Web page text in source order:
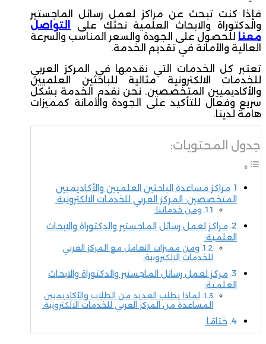
فإذا كنت تبحث عن مراكز لعمل رسائل الماجستير
والدكتوراة والابحاث العلمية نحثك على
التواصل
معنا للحصول على الجودة والسعر المناسب والسرعة
العالية والأمانة في تقديم الخدمة.
تعتبر كل الخدمات التي نقدمها في المركز العربي
للخدمات الالكترونية مثالية للباحثين العلميين
والأكاديميين المتخصصين. نحن نقدم الخدمة بشكل
سريع وفعال للتأكيد على الجودة والأمانة كمميزات
هامة لدينا.
جدول المحتويات:
مراكز مساعدة الباحثين العلميين والأكاديميين
المتخصصين: المركز العربي للخدمات الالكترونية:
ومن خدماتنا:
مراكز لعمل رسائل الماجستير والدكتوراة والابحاث
العلمية:
ومن مميزات التعامل مع المركز العربي
للخدمات الالكترونية:
مركز لعمل رسائل الماجستير والدكتوراة والابحاث
العلمية:
لماذا يطلب العديد من الطلاب والأكاديميين
المساعدة من المركز العربي للخدمات الالكترونية:
ختامًا: